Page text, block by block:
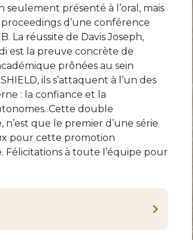
présenté à l’oral, mais
d’une conférence
La réussite de Davis Joseph,
est la preuve concrète de
prônées au sein
ils s’attaquent à l’un des
: la confiance et la
Cette double
n’est que le premier d’une série
pour cette promotion
à toute l’équipe pour